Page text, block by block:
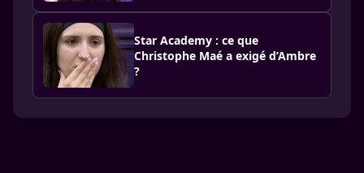
Star Academy : ce que
Christophe Maé a exigé d’Ambre
?